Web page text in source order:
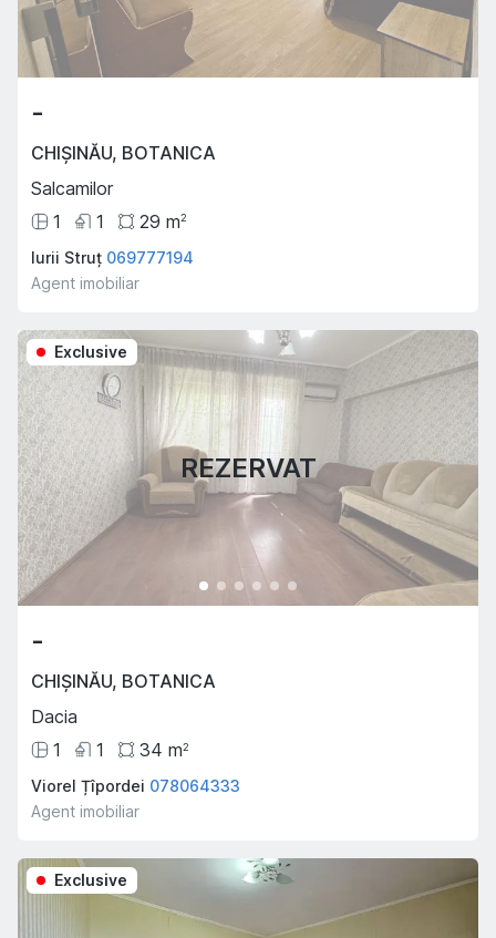
-
CHIȘINĂU, BOTANICA
Salcamilor
1
1 29 m2
Iurii Struț 069777194
Agent imobiliar
REZERVAT
Exclusive
-
CHIȘINĂU, BOTANICA
Dacia
1
1 34 m2
Viorel Țîpordei 078064333
Agent imobiliar
Exclusive